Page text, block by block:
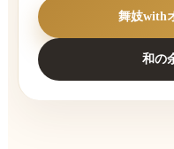
舞妓with
和の